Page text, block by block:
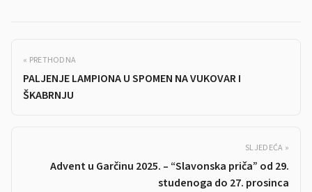
« PRETHODNA
PALJENJE LAMPIONA U SPOMEN NA VUKOVAR I
ŠKABRNJU
SLJEDEĆA »
Advent u Garčinu 2025. – “Slavonska priča” od 29.
studenoga do 27. prosinca